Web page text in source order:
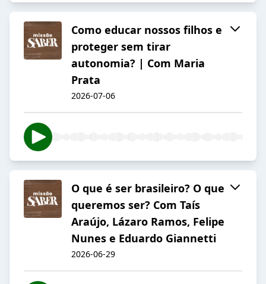
Como educar nossos filhos e
proteger sem tirar
autonomia? | Com Maria
Prata
2026-07-06
O que é ser brasileiro? O que
queremos ser? Com Taís
Araújo, Lázaro Ramos, Felipe
Nunes e Eduardo Giannetti
2026-06-29